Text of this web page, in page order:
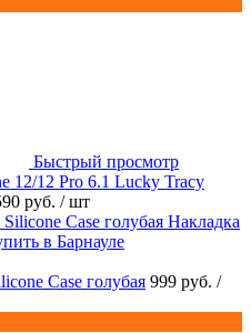
Быстрый просмотр
12/12 Pro 6.1 Lucky Tracy
руб. / шт
Case голубая 999 руб. /